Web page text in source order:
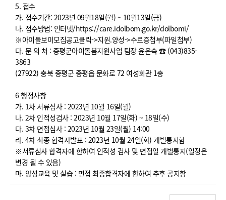
5. 접수
가. 접수기간: 2023년 09월18일(월) ~ 10월13일(금)
나. 접수방법: 인터넷/https://care.idolbom.go.kr/dolbomi/
※아이돌보미모집공고클릭->지원.양성->수료증첨부(파일첨부)
다. 문 의 처 : 증평군아이돌봄지원사업 팀장 윤은숙 ☎ (043)835-
3863
(27922) 충북 증평군 증평읍 문화로 72 여성회관 1층
6 행정사항
가. 1차 서류심사 : 2023년 10월 16일(월)
나. 2차 인적성검사 : 2023년 10월 17일(화) ~ 18일(수)
다. 3차 면접심사 : 2023년 10월 23일(월) 14:00
라. 4차 최종 합격자발표 : 2023년 10월 24일(화) 개별통지함
※서류심사 합격자에 한하여 인적성 검사 및 면접일 개별통지(일정은
변경 될 수 있음)
마. 양성교육 및 실습 : 면접 최종합격자에 한하여 추후 공지함